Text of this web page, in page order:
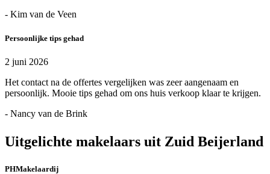
- Kim van de Veen
Persoonlijke tips gehad
2 juni 2026
Het contact na de offertes vergelijken was zeer aangenaam en
persoonlijk. Mooie tips gehad om ons huis verkoop klaar te krijgen.
- Nancy van de Brink
Uitgelichte makelaars uit Zuid Beijerland
PHMakelaardij